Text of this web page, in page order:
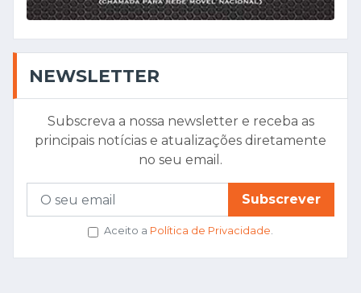
NEWSLETTER
Subscreva a nossa newsletter e receba as
principais notícias e atualizações diretamente
no seu email.
Subscrever
Aceito a Política de Privacidade.